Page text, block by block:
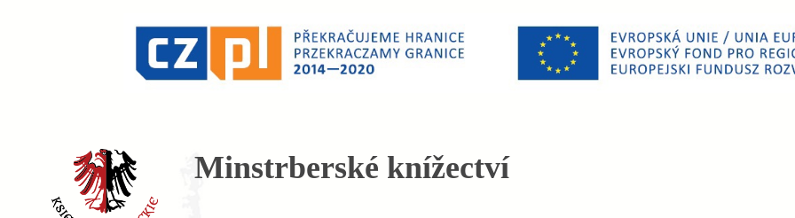
Minstrberské knížectví